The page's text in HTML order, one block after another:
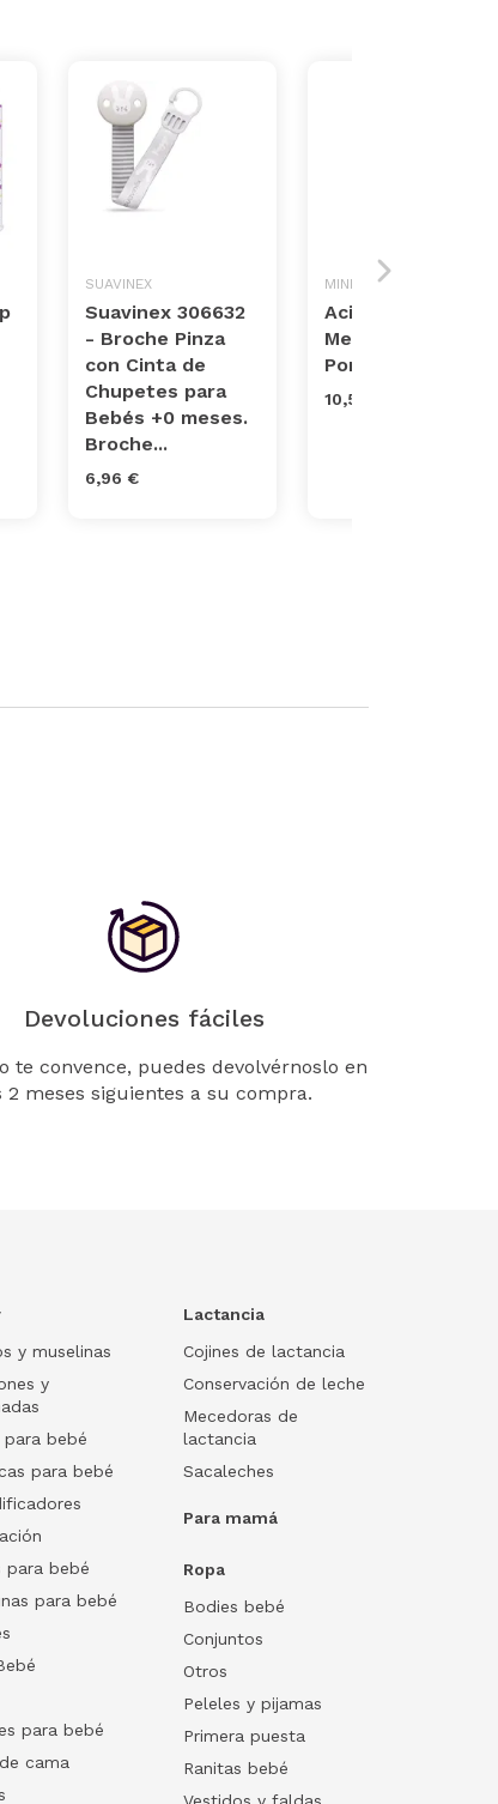
SUAVINEX
Suavinex 306632
- Broche Pinza
con Cinta de
Chupetes para
Bebés +0 meses.
Broche...
6,96 €
MINILAND
Acipocket
Mediterranean -
Portachupetes
10,50 €
Devoluciones fáciles
te convence, puedes devolvérnoslo en
2 meses siguientes a su compra.
y muselinas
y
para bebé
para bebé
para bebé
para bebé
para bebé
cama
Lactancia
Cojines de lactancia
Conservación de leche
Mecedoras de
lactancia
Sacaleches
Para mamá
Ropa
Bodies bebé
Conjuntos
Otros
Peleles y pijamas
Primera puesta
Ranitas bebé
Vestidos y faldas